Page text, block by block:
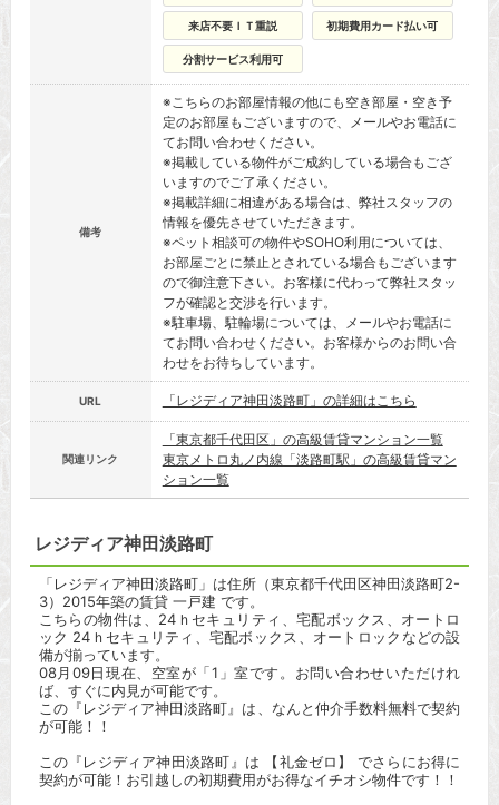
来店不要ＩＴ重説 初期費用カード払い可
分割サービス利用可
備考
※こちらのお部屋情報の他にも空き部屋・空き予
定のお部屋もございますので、メールやお電話に
てお問い合わせください。
※掲載している物件がご成約している場合もござ
いますのでご了承ください。
※掲載詳細に相違がある場合は、弊社スタッフの
情報を優先させていただきます。
※ペット相談可の物件やSOHO利用については、
お部屋ごとに禁止とされている場合もございます
ので御注意下さい。お客様に代わって弊社スタッ
フが確認と交渉を行います。
※駐車場、駐輪場については、メールやお電話に
てお問い合わせください。お客様からのお問い合
わせをお待ちしています。
URL 「レジディア神田淡路町」の詳細はこちら
関連リンク
「東京都千代田区」の高級賃貸マンション一覧
東京メトロ丸ノ内線「淡路町駅」の高級賃貸マン
ション一覧
レジディア神田淡路町
「レジディア神田淡路町」は住所（東京都千代田区神田淡路町2-
3）2015年築の賃貸 一戸建 です。
こちらの物件は、24ｈセキュリティ、宅配ボックス、オートロ
ック 24ｈセキュリティ、宅配ボックス、オートロックなどの設
備が揃っています。
08月09日現在、空室が「1」室です。お問い合わせいただけれ
ば、すぐに内見が可能です。
この『レジディア神田淡路町』は、なんと仲介手数料無料で契約
が可能！！
この『レジディア神田淡路町』は 【礼金ゼロ】 でさらにお得に
契約が可能！お引越しの初期費用がお得なイチオシ物件です！！